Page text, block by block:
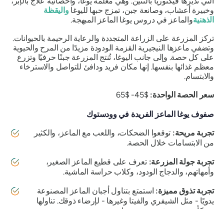
وخبيرة أعشاب، وصانعة جبن، تمزج حبها لليوغاواليقظة
الذهنيةوالماعز في دروس يوغا الماعز المبهجة.
تركز المزرعة على الزراعة المتجددة والرعاية الرحيمة بالحيوانات.
وتضفي ماعزها النيجيرية القزمة الودودة مزيدًا من المرح والحيوية
على كل حصة. وإلى جانب اليوغا، تُنتج المزرعة جبنًا حرفيًا وتزرع
معظم غذائها بنفسها. إنها مكان فريد ودافئ للتواصل والاسترخاء
والابتسام.
سعر الحصة الواحدة:$45- $65
صفوف يوغا الماعز الفريدة في وودستوك
تجربة مريحة:توقعوا الضحكات، واللعب مع الماعز، والكثير
من الابتسامات خلال الحصة.
تجربة جولة المزرعة:تعرف على قطيع الماعز الصغير،
وأمهاتهم، والدجاج الودود، وكلاب حراسة الماشية.
تجربة تذوق مميزة:استمتع بتناول أجبان الماعز المصنوعة
يدويًا - مثل الشيفري والفيتا وغيرها - لإرضاء ذوقك. تناولها